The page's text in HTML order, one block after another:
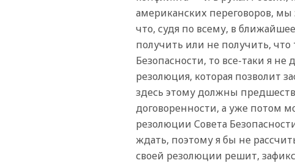
американских переговоров,
что, судя по всему, в
получить или не получить, что
Безопасности, то все-таки я не
резолюция, которая позволит
здесь этому должны
договоренности, а уже потом
резолюции Совета
ждать, поэтому я бы не
своей резолюции решит,